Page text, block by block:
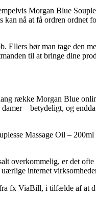
Morgan Blue
kan nå at få ordren ordnet
Ellers bør man tage den
til at bringe dine
række Morgan Blue
– betydeligt, og
Massage Oil –
overkommelig, er det
internet
fra fx ViaBill, i tilfælde af at